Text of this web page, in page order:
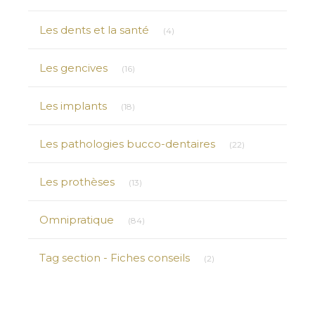
Les dents et la santé (4)
Les gencives (16)
Les implants (18)
Les pathologies bucco-dentaires (22)
Les prothèses (13)
Omnipratique (84)
Tag section - Fiches conseils (2)